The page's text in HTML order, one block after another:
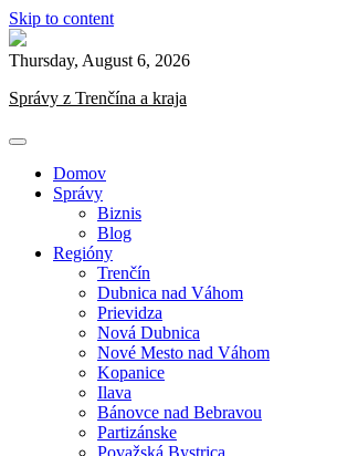
Skip to content
Thursday, August 6, 2026
Správy z Trenčína a kraja
Domov
Správy
Biznis
Blog
Regióny
Trenčín
Dubnica nad Váhom
Prievidza
Nová Dubnica
Nové Mesto nad Váhom
Kopanice
Ilava
Bánovce nad Bebravou
Partizánske
Považská Bystrica